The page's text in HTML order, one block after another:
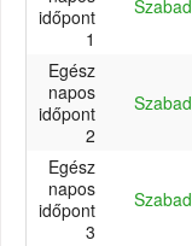
időpont
1
Szabad
Egész
napos
időpont
2
Szabad
Egész
napos
időpont
3
Szabad